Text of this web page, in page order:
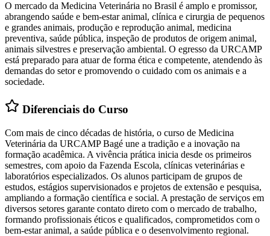
O mercado da Medicina Veterinária no Brasil é amplo e promissor,
abrangendo saúde e bem-estar animal, clínica e cirurgia de pequenos
e grandes animais, produção e reprodução animal, medicina
preventiva, saúde pública, inspeção de produtos de origem animal,
animais silvestres e preservação ambiental. O egresso da URCAMP
está preparado para atuar de forma ética e competente, atendendo às
demandas do setor e promovendo o cuidado com os animais e a
sociedade.
Diferenciais do Curso
Com mais de cinco décadas de história, o curso de Medicina
Veterinária da URCAMP Bagé une a tradição e a inovação na
formação acadêmica. A vivência prática inicia desde os primeiros
semestres, com apoio da Fazenda Escola, clínicas veterinárias e
laboratórios especializados. Os alunos participam de grupos de
estudos, estágios supervisionados e projetos de extensão e pesquisa,
ampliando a formação científica e social. A prestação de serviços em
diversos setores garante contato direto com o mercado de trabalho,
formando profissionais éticos e qualificados, comprometidos com o
bem-estar animal, a saúde pública e o desenvolvimento regional.